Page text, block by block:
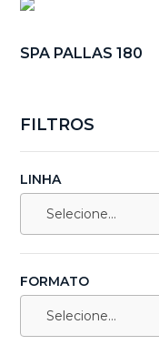
FILTROS
LINHA
FORMATO
SPA PALLAS 180